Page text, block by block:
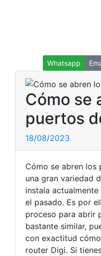
Whatsapp
Cómo se
puertos
18/08/2023
Cómo se abren los
una gran variedad
instala
el pasado. Es por
proceso para abrir
bastante similar,
con exactitud
router Digi. Si